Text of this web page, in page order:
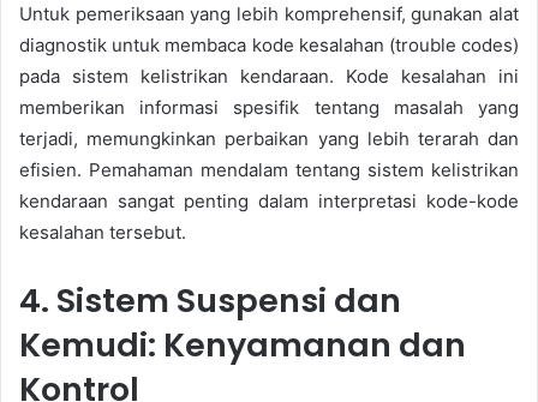
Untuk pemeriksaan yang lebih komprehensif, gunakan alat
diagnostik untuk membaca kode kesalahan (trouble codes)
pada sistem kelistrikan kendaraan. Kode kesalahan ini
memberikan informasi spesifik tentang masalah yang
terjadi, memungkinkan perbaikan yang lebih terarah dan
efisien. Pemahaman mendalam tentang sistem kelistrikan
kendaraan sangat penting dalam interpretasi kode-kode
kesalahan tersebut.
4. Sistem Suspensi dan
Kemudi: Kenyamanan dan
Kontrol